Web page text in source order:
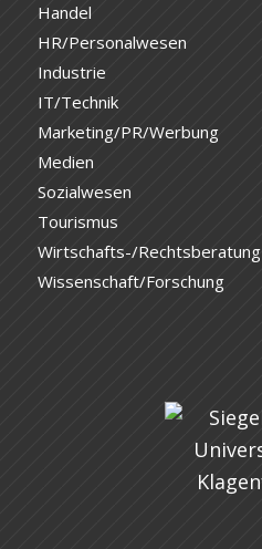
Handel
HR/Personalwesen
Industrie
IT/Technik
Marketing/PR/Werbung
Medien
Sozialwesen
Tourismus
Wirtschafts-/Rechtsberatung
Wissenschaft/Forschung